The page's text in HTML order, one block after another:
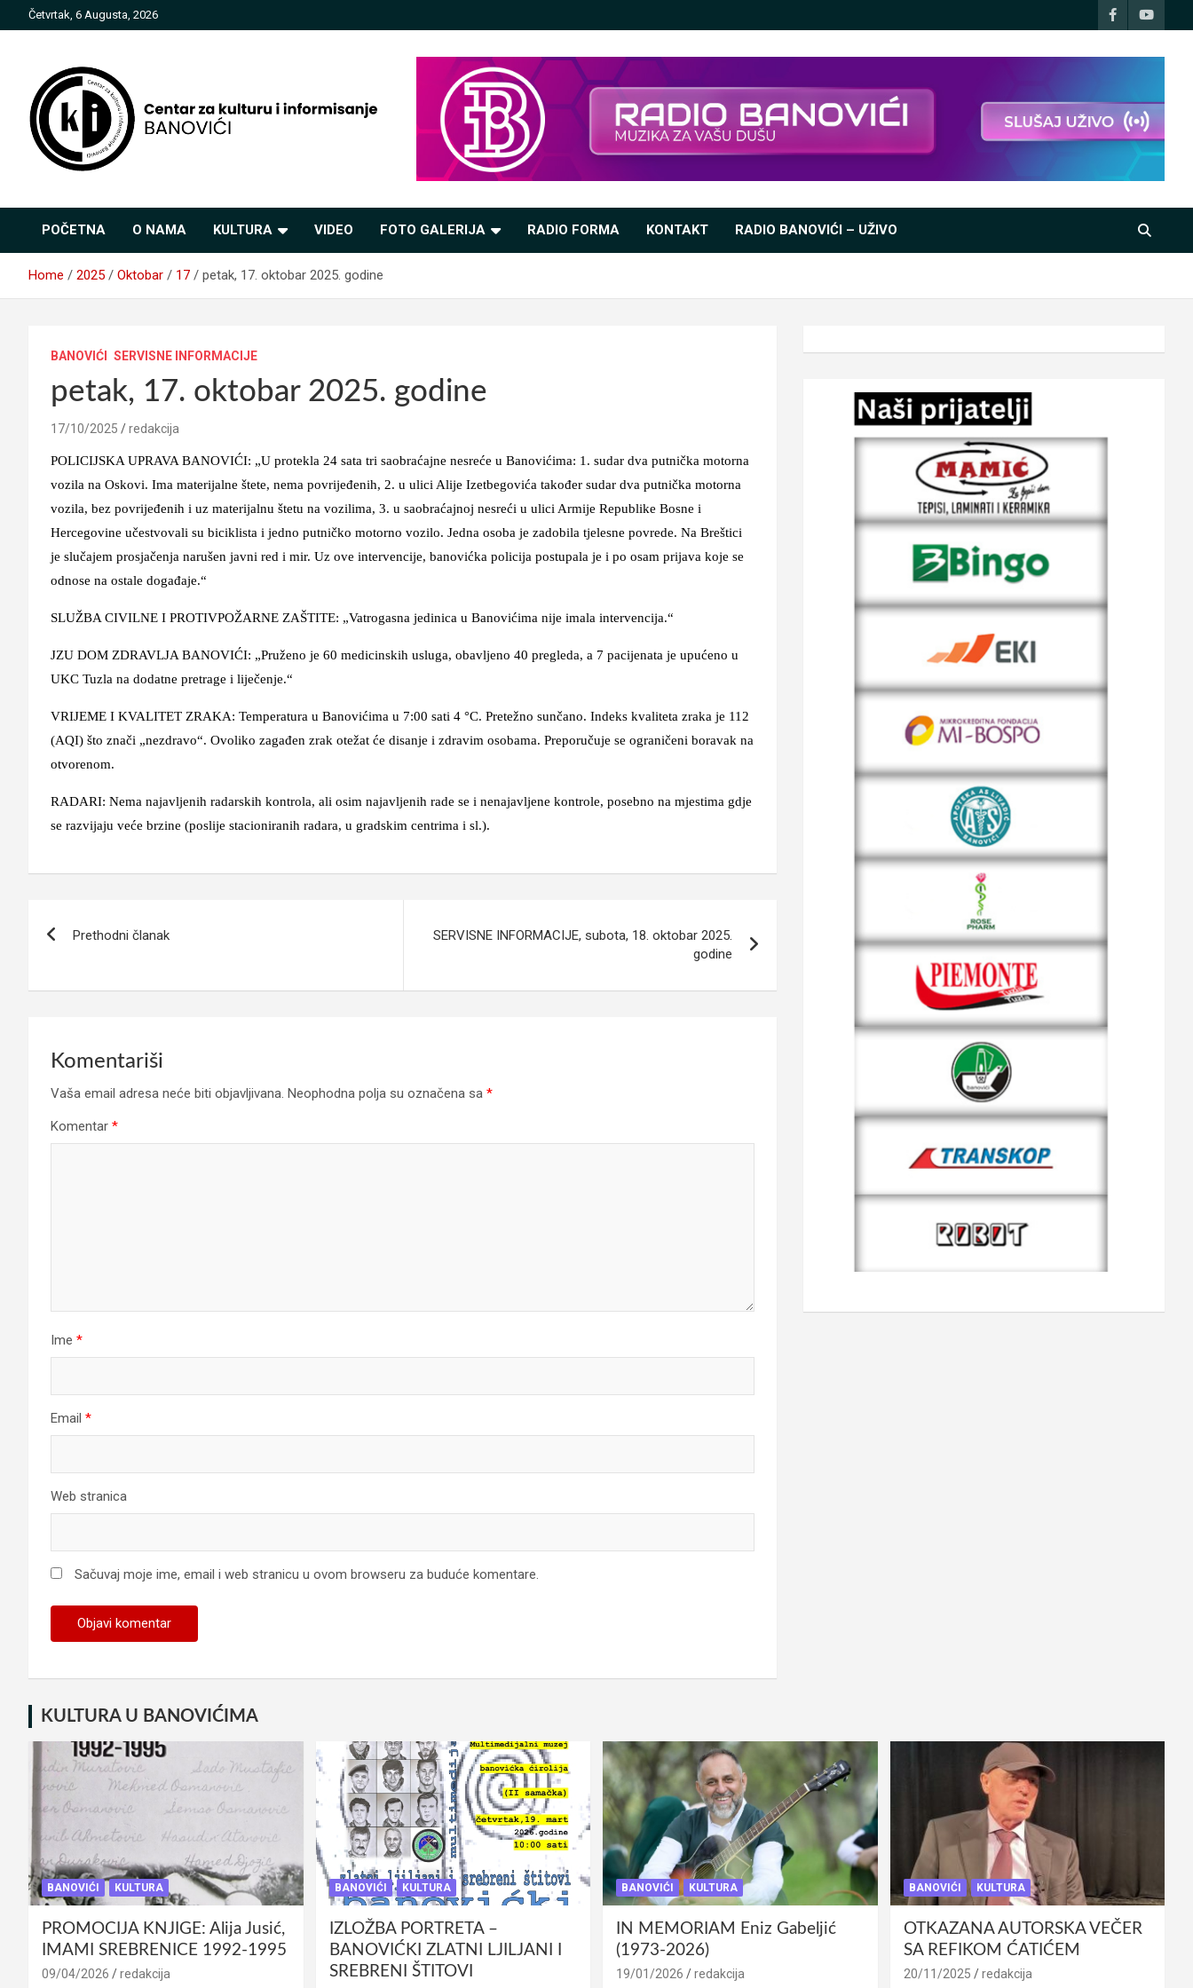
to
Četvrtak, 6 Augusta, 2026
informisanje Banovići
POČETNA O NAMA KULTURA VIDEO FOTO GALERIJA RADIO FORMA KONTAKT RADIO BANOVIĆI – UŽIVO
Home 2025 Oktobar 17 petak, 17. oktobar 2025. godine
BANOVIĆI SERVISNE INFORMACIJE
petak, 17. oktobar 2025. godine
17/10/2025 redakcija
POLICIJSKA UPRAVA BANOVIĆI: „U protekla 24 sata tri saobraćajne nesreće u Banovićima: 1. sudar dva putnička motorna
vozila na Oskovi. Ima materijalne štete, nema povrijeđenih, 2. u ulici Alije Izetbegovića također sudar dva putnička motorna
vozila, bez povrijeđenih i uz materijalnu štetu na vozilima, 3. u saobraćajnoj nesreći u ulici Armije Republike Bosne i
Hercegovine učestvovali su biciklista i jedno putničko motorno vozilo. Jedna osoba je zadobila tjelesne povrede. Na Breštici
je slučajem prosjačenja narušen javni red i mir. Uz ove intervencije, banovićka policija postupala je i po osam prijava koje se
odnose na ostale događaje.“
SLUŽBA CIVILNE I PROTIVPOŽARNE ZAŠTITE: „Vatrogasna jedinica u Banovićima nije imala intervencija.“
JZU DOM ZDRAVLJA BANOVIĆI: „Pruženo je 60 medicinskih usluga, obavljeno 40 pregleda, a 7 pacijenata je upućeno u
UKC Tuzla na dodatne pretrage i liječenje.“
VRIJEME I KVALITET ZRAKA: Temperatura u Banovićima u 7:00 sati 4 °C. Pretežno sunčano. Indeks kvaliteta zraka je 112
(AQI) što znači „nezdravo“. Ovoliko zagađen zrak otežat će disanje i zdravim osobama. Preporučuje se ograničeni boravak na
otvorenom.
RADARI: Nema najavljenih radarskih kontrola, ali osim najavljenih rade se i nenajavljene kontrole, posebno na mjestima gdje
se razvijaju veće brzine (poslije stacioniranih radara, u gradskim centrima i sl.).
Prethodni članak
SERVISNE INFORMACIJE, subota, 18. oktobar 2025.
godine
Komentariši
Vaša email adresa neće biti objavljivana. Neophodna polja su označena sa *
Komentar *
Ime *
Email *
Web stranica
Sačuvaj moje ime, email i web stranicu u ovom browseru za buduće komentare.
KULTURA U BANOVIĆIMA
BANOVIĆI KULTURA
PROMOCIJA KNJIGE: Alija Jusić,
IMAMI SREBRENICE 1992-1995
09/04/2026 redakcija
BANOVIĆI KULTURA
IZLOŽBA PORTRETA –
BANOVIĆKI ZLATNI LJILJANI I
SREBRENI ŠTITOVI
BANOVIĆI KULTURA
IN MEMORIAM Eniz Gabeljić
(1973-2026)
19/01/2026 redakcija
BANOVIĆI KULTURA
OTKAZANA AUTORSKA VEČER
SA REFIKOM ĆATIĆEM
20/11/2025 redakcija